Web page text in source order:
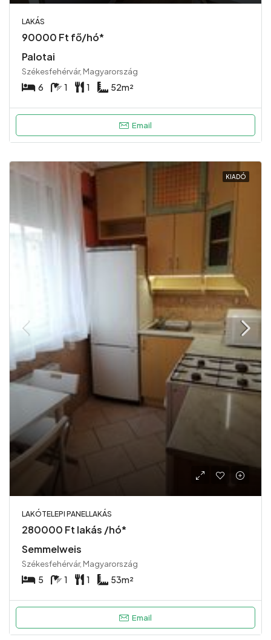
LAKÁS
90000 Ft fő/hó*
Palotai
Székesfehérvár, Magyarország
6 1 1 52m²
Email
KIADÓ
LAKÓTELEPI PANELLAKÁS
280000 Ft lakás /hó*
Semmelweis
Székesfehérvár, Magyarország
5 1 1 53m²
Email